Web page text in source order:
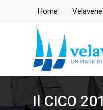
Home
Il CICO